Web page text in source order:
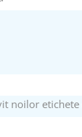
noilor